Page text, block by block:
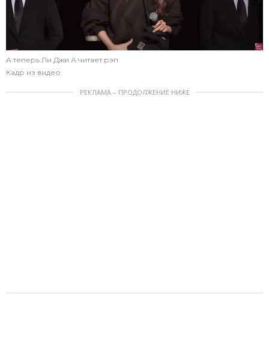
А теперь Ли Джи А читает рэп
Кадр из видео
РЕКЛАМА – ПРОДОЛЖЕНИЕ НИЖЕ